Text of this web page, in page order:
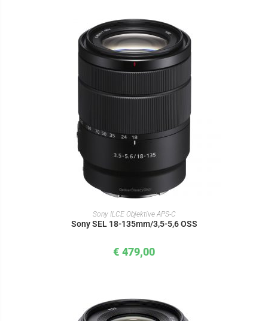
IN DEN WARENKORB
Sony ILCE Objektive APS-C
Sony SEL 18-135mm/3,5-5,6 OSS
€ 479,00